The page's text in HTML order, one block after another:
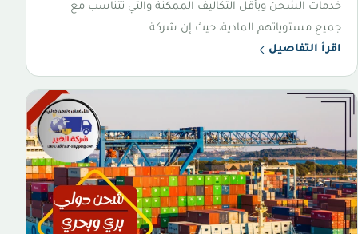
خدمات الشحن وبأقل التكاليف الممكنة والتي تتناسب مع
جميع مستوياتهم المادية، حيث إن شركة
اقرأ التفاصيل